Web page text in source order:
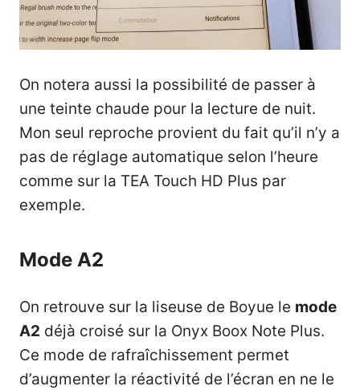
On notera aussi la possibilité de passer à
une teinte chaude pour la lecture de nuit.
Mon seul reproche provient du fait qu’il n’y a
pas de réglage automatique selon l’heure
comme sur la TEA Touch HD Plus par
exemple.
Mode A2
On retrouve sur la liseuse de Boyue le mode
A2 déjà croisé sur la Onyx Boox Note Plus.
Ce mode de rafraîchissement permet
d’augmenter la réactivité de l’écran en ne le